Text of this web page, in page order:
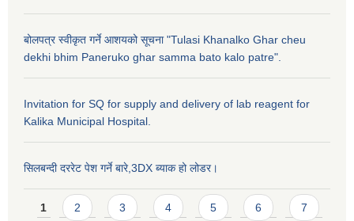
बोलपत्र स्वीकृत गर्ने आशयको सूचना "Tulasi Khanalko Ghar cheu
dekhi bhim Paneruko ghar samma bato kalo patre".
Invitation for SQ for supply and delivery of lab reagent for
Kalika Municipal Hospital.
सिलबन्दी दररेट पेश गर्ने बारे,3DX ब्याक हो लोडर।
Pages
1 2 3 4 5 6 7